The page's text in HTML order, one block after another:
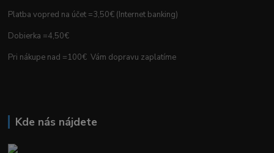
Platba vopred na účet =3,50€ (Internet banking)
Dobierka =4,50€
Pri nákupe nad =100€ Vám dopravu zaplatíme
Kde nás nájdete